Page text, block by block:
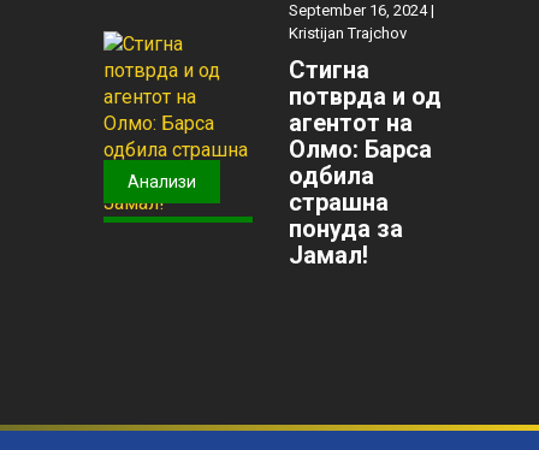
Анализи
September 16, 2024 |
Kristijan Trajchov
Стигна
потврда и од
агентот на
Олмо: Барса
одбила
страшна
понуда за
Јамал!